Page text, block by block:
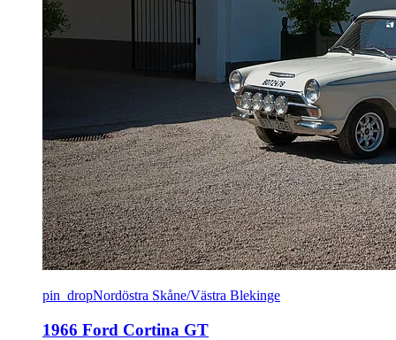
pin_dropNordöstra Skåne/Västra Blekinge
1966 Ford Cortina GT